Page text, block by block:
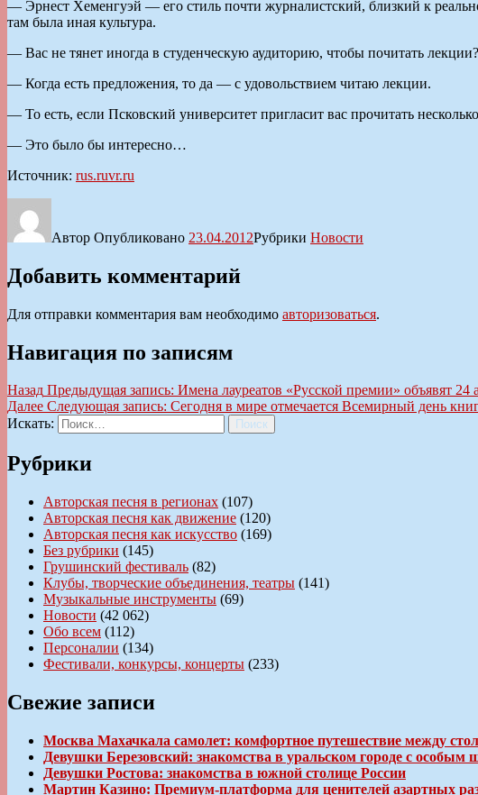
— Эрнест Хеменгуэй — его стиль почти журналистский, близкий к
там была иная культура.
— Вас не тянет иногда в студенческую аудиторию, чтобы почитать лекции?
— Когда есть предложения, то да — с удовольствием читаю лекции.
— То есть, если Псковский университет пригласит вас прочитать
— Это было бы интересно…
Источник: rus.ruvr.ru
Автор Опубликовано 23.04.2012Рубрики Новости
Добавить комментарий
Для отправки комментария вам необходимо авторизоваться.
Навигация по записям
Назад Предыдущая запись: Имена лауреатов «Русской премии» объявят 24
Далее Следующая запись: Сегодня в мире отмечается Всемирный день
Искать:
Поиск
Рубрики
Авторская песня в регионах (107)
Авторская песня как движение (120)
Авторская песня как искусство (169)
Без рубрики (145)
Грушинский фестиваль (82)
Клубы, творческие объединения, театры (141)
Музыкальные инструменты (69)
Новости (42 062)
Обо всем (112)
Персоналии (134)
Фестивали, конкурсы, концерты (233)
Свежие записи
Москва Махачкала самолет: комфортное путешествие между
Девушки Березовский: знакомства в уральском городе с особым
Девушки Ростова: знакомства в южной столице России
Мартин Казино: Премиум-платформа для ценителей азартных